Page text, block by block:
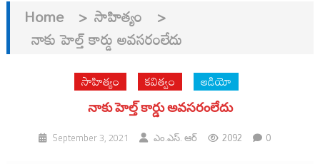
Home > సాహిత్యం >
నాకు హెల్త్ కార్డు అవసరంలేదు
సాహిత్యం కవిత్వం ఆడియో
నాకు హెల్త్ కార్డు అవసరంలేదు
September 3, 2021 ఎం.ఎస్. ఆర్ 2092 0